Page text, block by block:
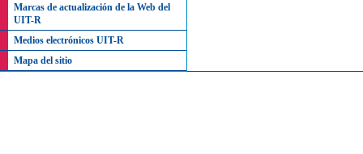
Marcas de actualización de la Web del
UIT-R
Medios electrónicos UIT-R
Mapa del sitio